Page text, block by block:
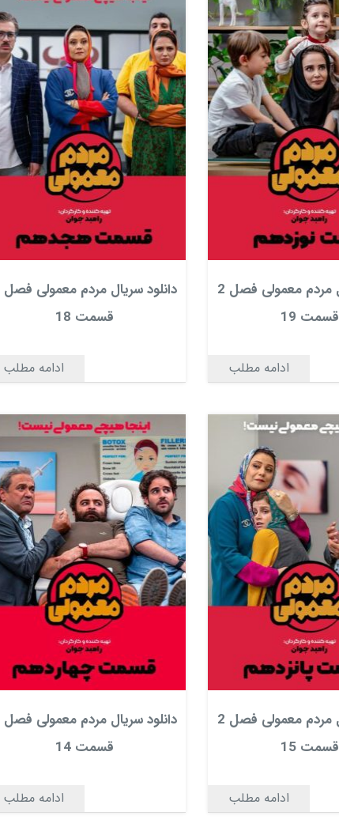
دانلود سریال مردم معمولی فصل 2
قسمت 19
ادامه مطلب
قسمت 18
ادامه مطلب
دانلود سریال مردم معمولی فصل 2
قسمت 15
ادامه مطلب
قسمت 14
ادامه مطلب